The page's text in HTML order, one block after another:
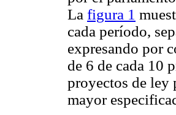
La figura 1
cada período,
expresando por
de 6 de cada 10
proyectos de ley
mayor